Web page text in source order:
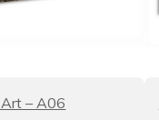
– A06